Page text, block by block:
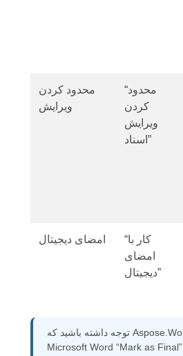
محدود کردن
ویرایش
“محدود
کردن
ویرایش
اسناد”
امضای دیجیتال
“کار با
امضای
دیجیتال”
توجه داشته باشید که Aspose.Words از ویژگی های
Microsoft Word “Mark as Final” و “Restrict